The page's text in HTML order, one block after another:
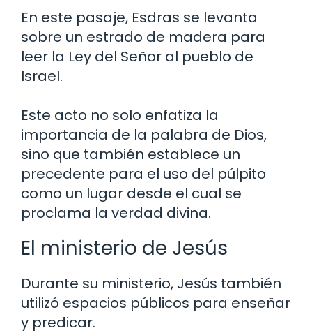
En este pasaje, Esdras se levanta
sobre un estrado de madera para
leer la Ley del Señor al pueblo de
Israel.
Este acto no solo enfatiza la
importancia de la palabra de Dios,
sino que también establece un
precedente para el uso del púlpito
como un lugar desde el cual se
proclama la verdad divina.
El ministerio de Jesús
Durante su ministerio, Jesús también
utilizó espacios públicos para enseñar
y predicar.